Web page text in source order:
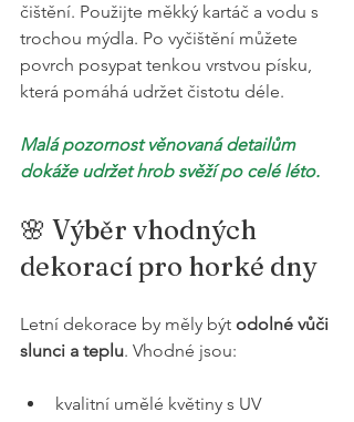
čištění. Použijte měkký kartáč a vodu s
trochou mýdla. Po vyčištění můžete
povrch posypat tenkou vrstvou písku,
která pomáhá udržet čistotu déle.
Malá pozornost věnovaná detailům
dokáže udržet hrob svěží po celé léto.
🌸 Výběr vhodných
dekorací pro horké dny
Letní dekorace by měly být odolné vůči
slunci a teplu. Vhodné jsou:
kvalitní umělé květiny s UV